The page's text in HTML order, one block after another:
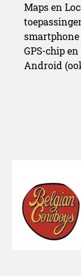
Maps en
GPS-chip
Android